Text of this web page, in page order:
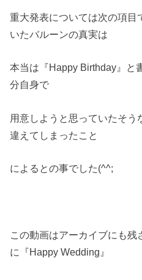
重大発表については次の項目
いたバルーンの真実は
本当は『Happy Birthday』と
分自身で
用意しようと思っていたそう
違えてしまったこと
によるとの事でした(^^;
この動画はアーカイブにも残
に『Happy Wedding』